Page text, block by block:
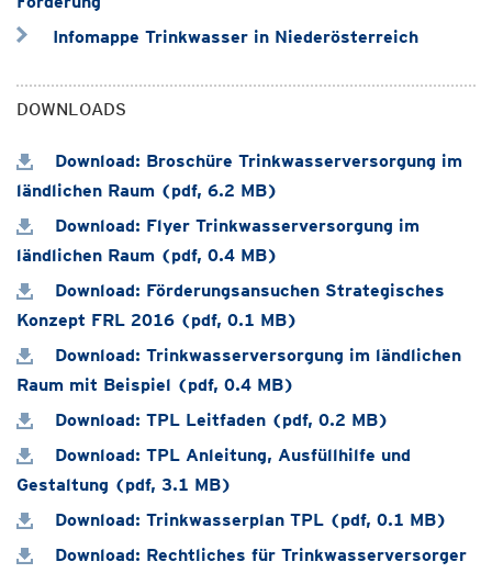
Infomappe Trinkwasser in Niederösterreich
DOWNLOADS
Download: Broschüre Trinkwasserversorgung im
ländlichen Raum (pdf, 6.2 MB)
Download: Flyer Trinkwasserversorgung im
ländlichen Raum (pdf, 0.4 MB)
Download: Förderungsansuchen Strategisches
Konzept FRL 2016 (pdf, 0.1 MB)
Download: Trinkwasserversorgung im ländlichen
Raum mit Beispiel (pdf, 0.4 MB)
Download: TPL Leitfaden (pdf, 0.2 MB)
Download: TPL Anleitung, Ausfüllhilfe und
Gestaltung (pdf, 3.1 MB)
Download: Trinkwasserplan TPL (pdf, 0.1 MB)
Download: Rechtliches für Trinkwasserversorger